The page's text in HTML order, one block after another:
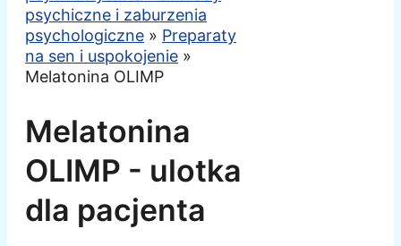
psychiczne i zaburzenia
psychologiczne » Preparaty
na sen i uspokojenie »
Melatonina OLIMP
Melatonina
OLIMP - ulotka
dla pacjenta